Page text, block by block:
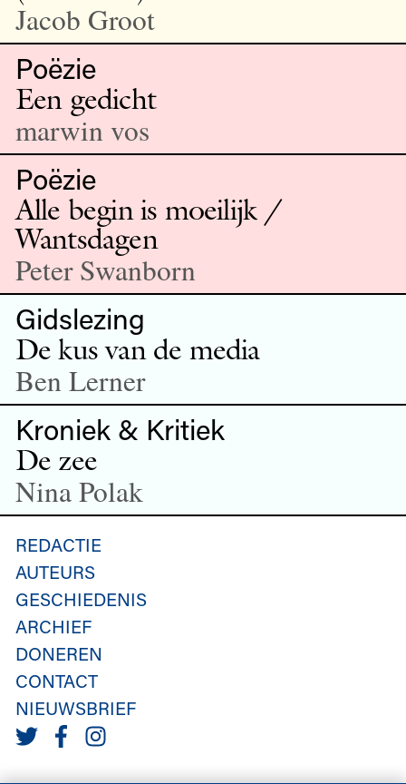
Jacob Groot
Poëzie
Een gedicht
marwin vos
Poëzie
Alle begin is moeilijk /
Wantsdagen
Peter Swanborn
Gidslezing
De kus van de media
Ben Lerner
Kroniek & Kritiek
De zee
Nina Polak
REDACTIE
AUTEURS
GESCHIEDENIS
ARCHIEF
DONEREN
CONTACT
NIEUWSBRIEF